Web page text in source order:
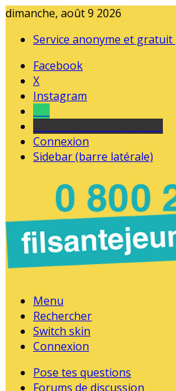
dimanche, août 9 2026
Service anonyme et
Facebook
X
Instagram
Connexion
Sidebar (barre latérale)
Menu
Rechercher
Switch skin
Connexion
Pose tes questions
Forums de discussion